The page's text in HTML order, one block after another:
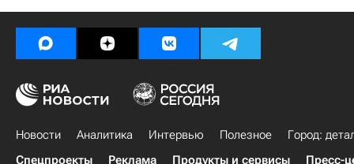
Новости Аналитика Интервью Полезное
Город:
Спецпроекты
Реклама Продукты и сервисы Пресс-